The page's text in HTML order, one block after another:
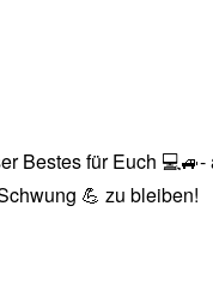
Bestes für Euch
💪 zu bleiben!